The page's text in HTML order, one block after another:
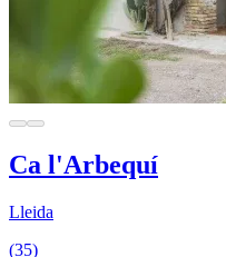
Ca l'Arbequí
Lleida
(35)